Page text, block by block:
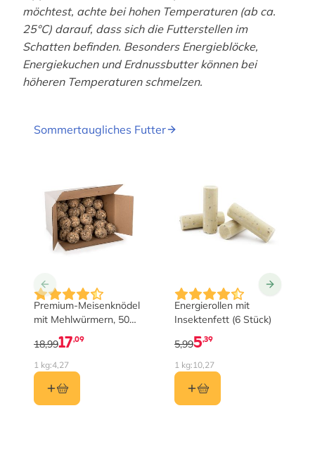
möchtest, achte bei hohen Temperaturen (ab ca.
25°C) darauf, dass sich die Futterstellen im
Schatten befinden. Besonders Energieblöcke,
Energiekuchen und Erdnussbutter können bei
höheren Temperaturen schmelzen.
Sommertaugliches Futter
Premium-Meisenknödel
mit Mehlwürmern, 50
Stück im Karton
17,09
18,99
1 kg:4,27
Energierollen mit
Insektenfett (6 Stück)
5,39
5,99
1 kg:10,27